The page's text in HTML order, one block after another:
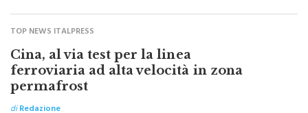
diRedazione
TOP NEWS ITALPRESS
Cina, al via test per la linea
ferroviaria ad alta velocità in zona
permafrost